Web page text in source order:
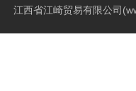
江西省江崎贸易有限公司